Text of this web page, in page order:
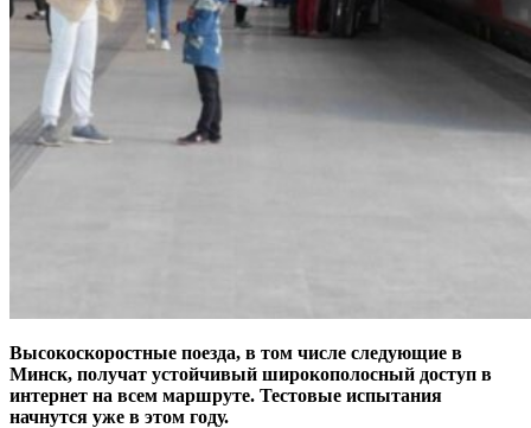
Высокоскоростные поезда, в том числе следующие в
Минск, получат устойчивый широкополосный доступ в
интернет на всем маршруте. Тестовые испытания
начнутся уже в этом году.